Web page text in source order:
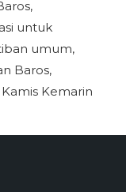
untuk
umum,
Baros,
Kemarin